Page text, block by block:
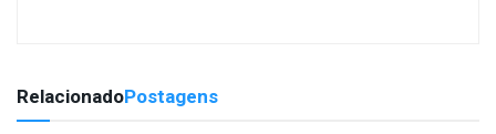
RelacionadoPostagens